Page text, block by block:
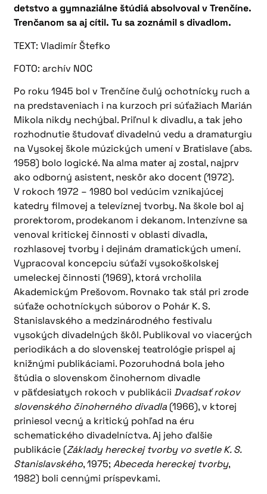
detstvo a gymnaziálne štúdiá absolvoval v Trenčíne.
Trenčanom sa aj cítil. Tu sa zoznámil s divadlom.
TEXT: Vladimír Štefko
FOTO: archív NOC
Po roku 1945 bol v Trenčíne čulý ochotnícky ruch a
na predstaveniach i na kurzoch pri súťažiach Marián
Mikola nikdy nechýbal. Priľnul k divadlu, a tak jeho
rozhodnutie študovať divadelnú vedu a dramaturgiu
na Vysokej škole múzických umení v Bratislave (abs.
1958) bolo logické. Na alma mater aj zostal, najprv
ako odborný asistent, neskôr ako docent (1972).
V rokoch 1972 – 1980 bol vedúcim vznikajúcej
katedry filmovej a televíznej tvorby. Na škole bol aj
prorektorom, prodekanom i dekanom. Intenzívne sa
venoval kritickej činnosti v oblasti divadla,
rozhlasovej tvorby i dejinám dramatických umení.
Vypracoval koncepciu súťaží vysokoškolskej
umeleckej činnosti (1969), ktorá vrcholila
Akademickým Prešovom. Rovnako tak stál pri zrode
súťaže ochotníckych súborov o Pohár K. S.
Stanislavského a medzinárodného festivalu
vysokých divadelných škôl. Publikoval vo viacerých
periodikách a do slovenskej teatrológie prispel aj
knižnými publikáciami. Pozoruhodná bola jeho
štúdia o slovenskom činohernom divadle
v päťdesiatych rokoch v publikáciiDvadsať rokov
slovenského činoherného divadla (1966), v ktorej
priniesol vecný a kritický pohľad na éru
schematického divadelníctva. Aj jeho ďalšie
publikácie (Základy hereckej tvorby vo svetle K. S.
Stanislavského, 1975;Abeceda hereckej tvorby,
1982) boli cennými príspevkami.